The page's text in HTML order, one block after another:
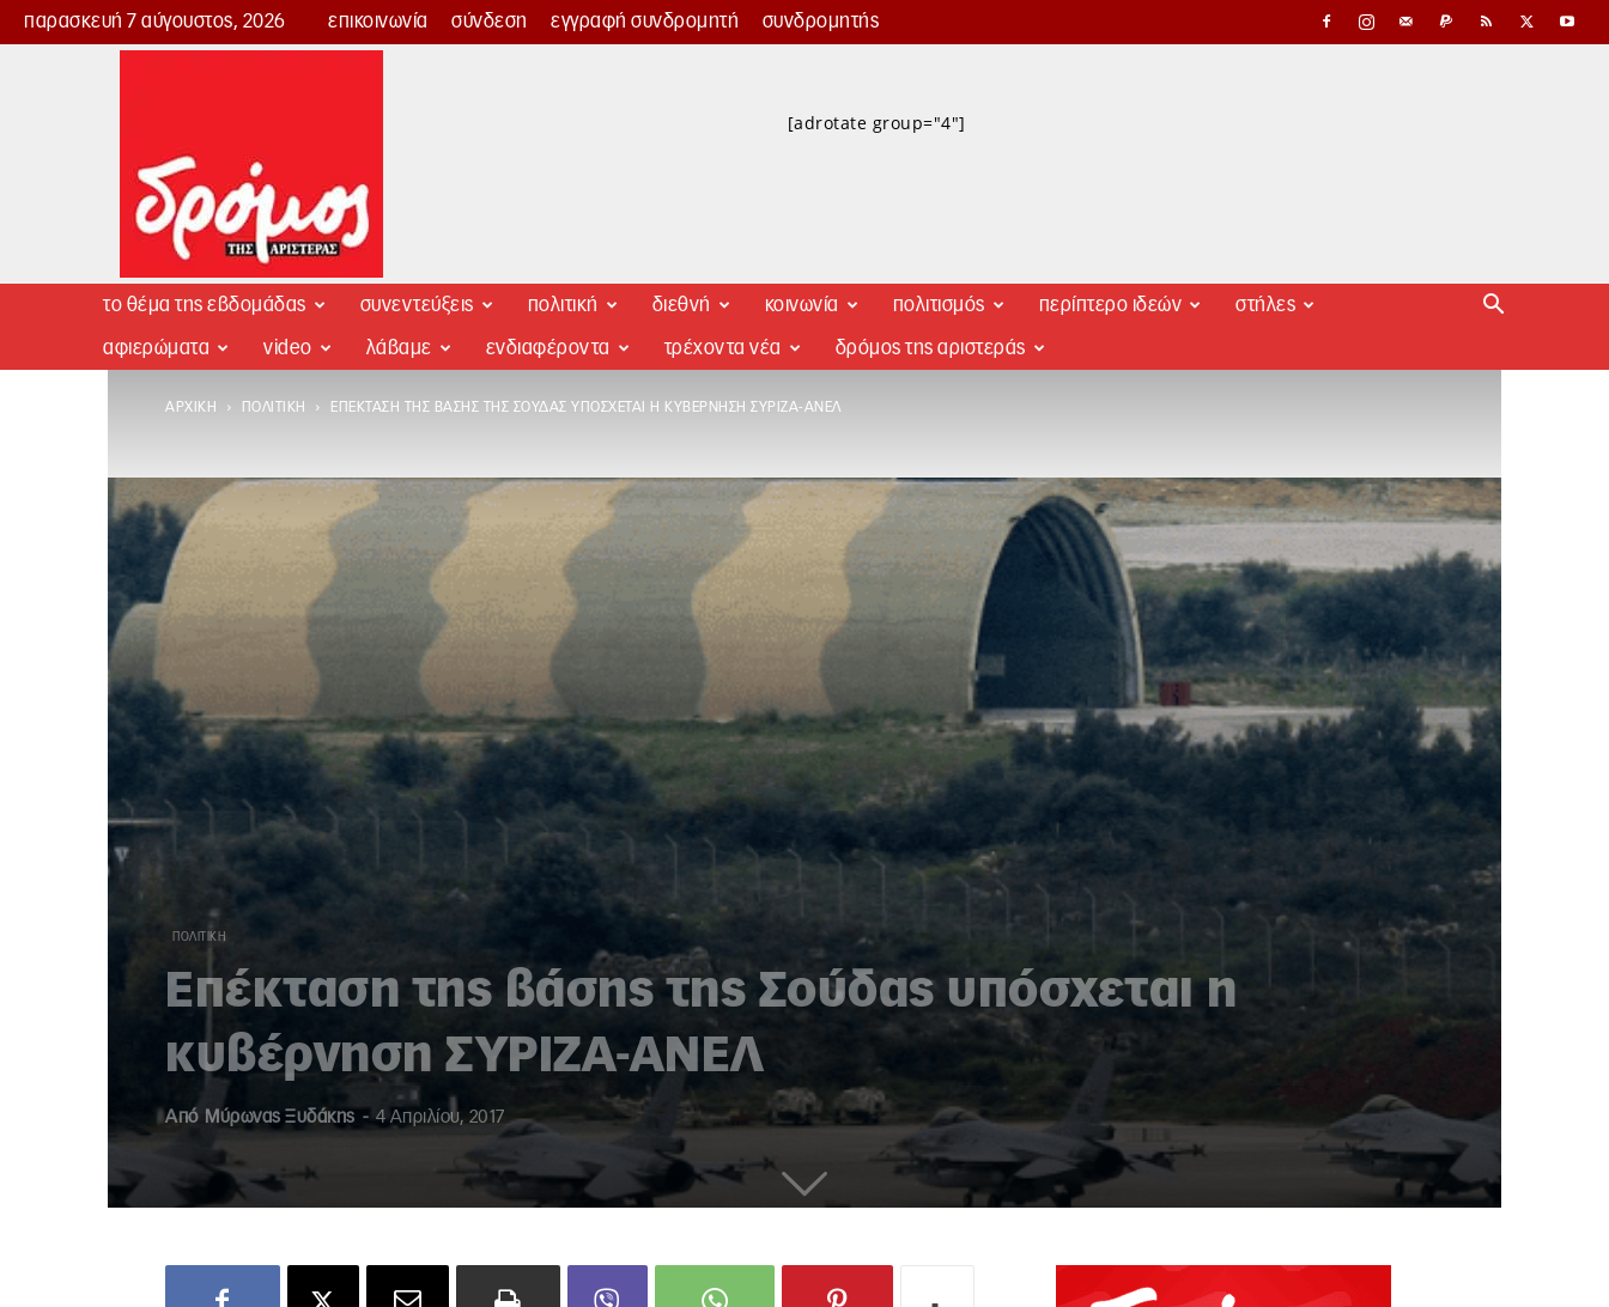
παρασκευή 7 αύγουστος, 2026 επικοινωνία σύνδεση εγγραφή συνδρομητή συνδρομητής
Δρόμος
[adrotate group="4"]
το θέμα της εβδομάδας συνεντεύξεις πολιτική διεθνή κοινωνία πολιτισμός περίπτερο ιδεών στήλες
αφιερώματα video λάβαμε ενδιαφέροντα τρέχοντα νέα δρόμος της αριστεράς
ΑΡΧΙΚΉ ΠΟΛΙΤΙΚΉ ΕΠΈΚΤΑΣΗ ΤΗΣ ΒΆΣΗΣ ΤΗΣ ΣΟΎΔΑΣ ΥΠΌΣΧΕΤΑΙ Η ΚΥΒΈΡΝΗΣΗ ΣΥΡΙΖΑ-ΑΝΕΛ
ΠΟΛΙΤΙΚΉ
Επέκταση της βάσης της Σούδας υπόσχεται η
κυβέρνηση ΣΥΡΙΖΑ-ΑΝΕΛ
Από Μύρωνας Ξυδάκης - 4 Απριλίου, 2017